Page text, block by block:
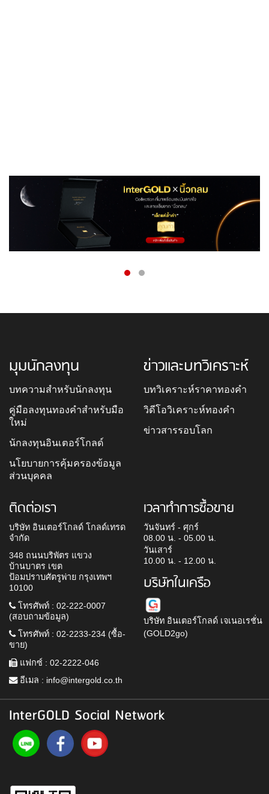
มุมนักลงทุน
บทความสำหรับนักลงทุน
คู่มือลงทุนทองคำสำหรับมือ
ใหม่
นักลงทุนอินเตอร์โกลด์
นโยบายการคุ้มครองข้อมูล
ส่วนบุคคล
ข่าวและบทวิเคราะห์
บทวิเคราะห์ราคาทองคำ
วิดีโอวิเคราะห์ทองคำ
ข่าวสารรอบโลก
ติดต่อเรา
บริษัท อินเตอร์โกลด์ โกลด์เทรด
จำกัด
348 ถนนบริพัตร แขวง
บ้านบาตร เขต
ป้อมปราบศัตรูพ่าย กรุงเทพฯ
10100
โทรศัพท์ : 02-222-0007
(สอบถามข้อมูล)
โทรศัพท์ : 02-2233-234 (ซื้อ-
ขาย)
แฟกซ์ : 02-2222-046
อีเมล : info@intergold.co.th
เวลาทำการซื้อขาย
วันจันทร์ - ศุกร์
08.00 น. - 05.00 น.
วันเสาร์
10.00 น. - 12.00 น.
บริษัทในเครือ
บริษัท อินเตอร์โกลด์ เจเนอเรชั่น
(GOLD2go)
InterGOLD Social Network